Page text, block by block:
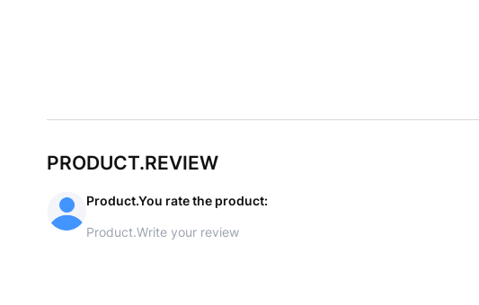
PRODUCT.REVIEW
Product.You rate the product: